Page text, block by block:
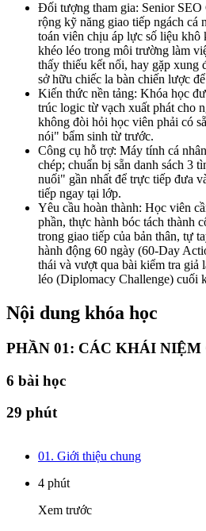
Đối tượng tham gia: Senior SEO
rộng kỹ năng giao tiếp ngách cá
toán viên chịu áp lực số liệu
khéo léo trong môi trường làm
thấy thiếu kết nối, hay gặp xung
sở hữu chiếc la bàn chiến lược
Kiến thức nền tảng: Khóa học
trúc logic từ vạch xuất phát cho
không đòi hỏi học viên phải có
nói" bẩm sinh từ trước.
Công cụ hỗ trợ: Máy tính cá
chép; chuẩn bị sẵn danh sách 3
nuối" gần nhất để trực tiếp đưa
tiếp ngay tại lớp.
Yêu cầu hoàn thành: Học viên
phần, thực hành bóc tách thành
trong giao tiếp của bản thân, tự
hành động 60 ngày (60-Day
thái và vượt qua bài kiểm tra giả
léo (Diplomacy Challenge) cuối
Nội dung khóa học
PHẦN 01: CÁC KHÁI NIỆM
6 bài học
29 phút
01. Giới thiệu chung
4 phút
Xem trước